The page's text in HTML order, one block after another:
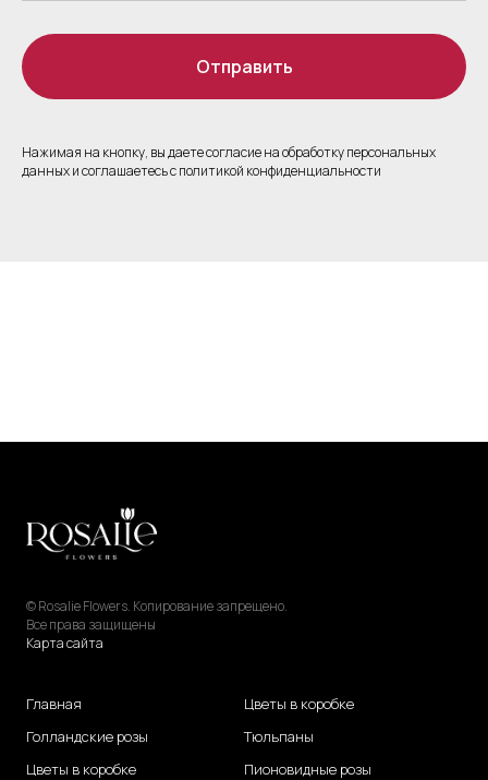
Отправить
Нажимая на кнопку, вы даете согласие на обработку персональных
данных и соглашаетесь c политикой конфиденциальности
© Rosalie Flowers. Копирование запрещено.
Все права защищены
Карта сайта
Главная
Голландские розы
Цветы в коробке
Цветы в коробке
Тюльпаны
Пионовидные розы